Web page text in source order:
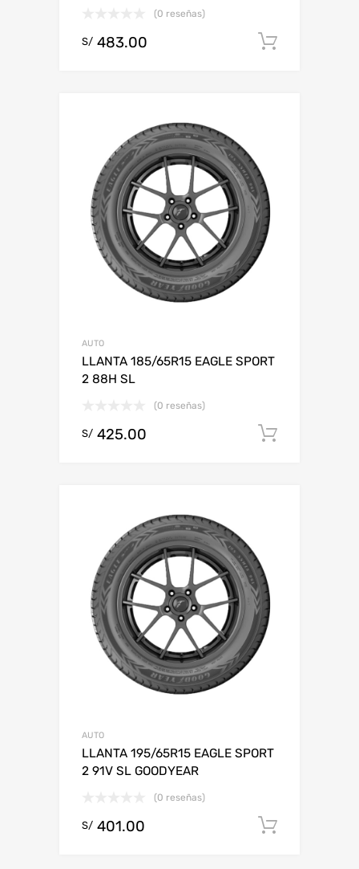
(0 reseñas)
S/ 483.00
AUTO
LLANTA 185/65R15 EAGLE SPORT
2 88H SL
(0 reseñas)
S/ 425.00
AUTO
LLANTA 195/65R15 EAGLE SPORT
2 91V SL GOODYEAR
(0 reseñas)
S/ 401.00